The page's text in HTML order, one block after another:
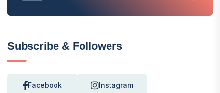
Subscribe & Followers
Facebook Instagram